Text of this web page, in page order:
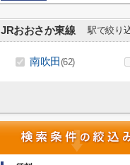
JRおおさか東線 駅で絞り
南吹田(62)